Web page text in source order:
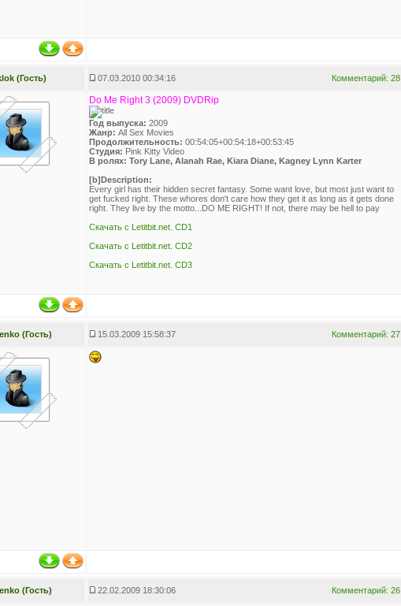
(Гость) 07.03.2010 00:34:16 Комментарий: 28
Do Me Right 3 (2009) DVDRip
Год выпуска: 2009
Жанр: All Sex Movies
Продолжительность: 00:54:05+00:54:18+00:53:45
Студия: Pink Kitty Video
В ролях: Tory Lane, Alanah Rae, Kiara Diane, Kagney Lynn Karter
[b]Description:
Every girl has their hidden secret fantasy. Some want love, but most just want to
get fucked right. These whores don't care how they get it as long as it gets done
right. They live by the motto...DO ME RIGHT! If not, there may be hell to pay
Скачать с Letitbit.net. CD1
Скачать с Letitbit.net. CD2
Скачать с Letitbit.net. CD3
(Гость) 15.03.2009 15:58:37 Комментарий: 27
(Гость) 22.02.2009 18:30:06 Комментарий: 26